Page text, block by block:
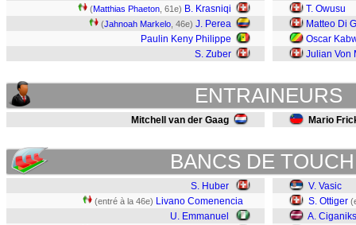
(Matthias Phaeton , 61e) B. Krasniqi
(Jahnoah Markelo , 46e) J. Perea
Paulin Keny Philippe
S. Zuber
T. Owusu
Matteo Di
Oscar
Julian Von
ENTRAINEURS
Mitchell van der Gaag Mario
BANCS DE
S. Huber
(entré à la 46e) Livano Comenencia
U. Emmanuel
V. Vasic
S. Ottiger
A. Ciganiks